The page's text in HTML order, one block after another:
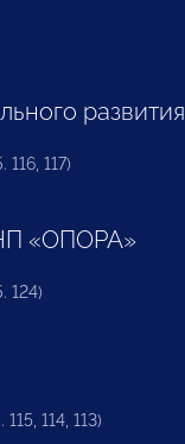
развития
116, 117)
«ОПОРА»
124)
114, 113)